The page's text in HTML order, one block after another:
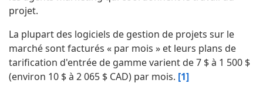
projet.
La plupart des logiciels de gestion de projets sur le
marché sont facturés « par mois » et leurs plans de
tarification d'entrée de gamme varient de 7 $ à 1 500 $
(environ 10 $ à 2 065 $ CAD) par mois. [1]